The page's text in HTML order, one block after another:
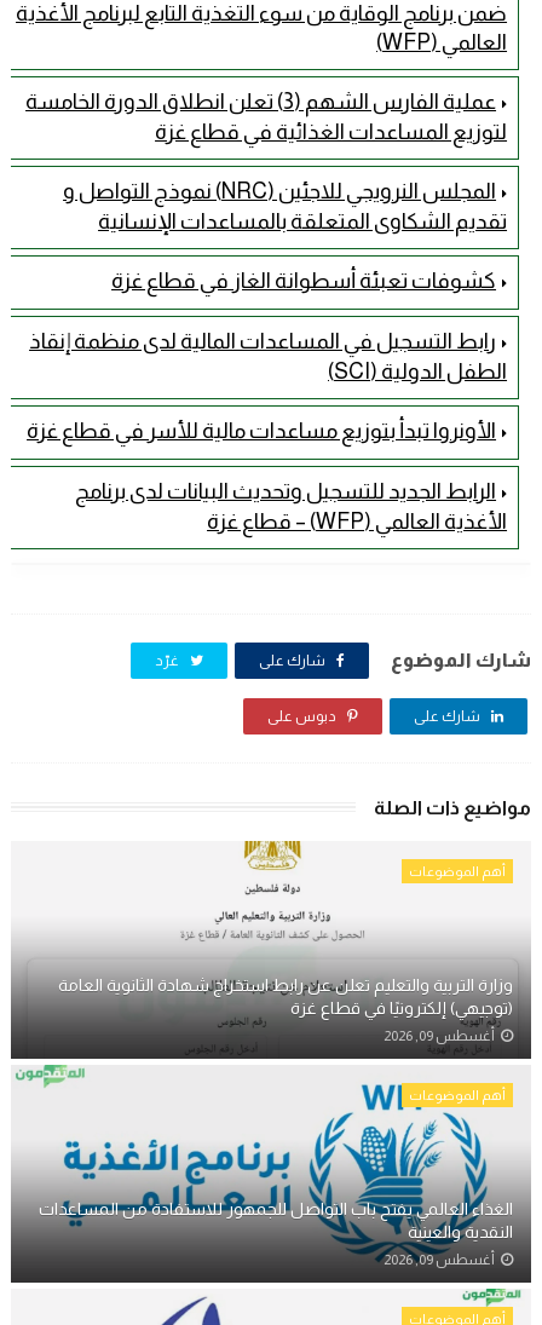
ضمن برنامج الوقاية من سوء التغذية التابع لبرنامج الأغذية
العالمي (WFP)
عملية الفارس الشهم (3) تعلن انطلاق الدورة الخامسة
لتوزيع المساعدات الغذائية في قطاع غزة
المجلس النرويجي للاجئين (NRC) نموذج التواصل و
تقديم الشكاوى المتعلقة بالمساعدات الإنسانية
كشوفات تعبئة أسطوانة الغاز في قطاع غزة
رابط التسجيل في المساعدات المالية لدى منظمة إنقاذ
الطفل الدولية (SCI)
الأونروا تبدأ بتوزيع مساعدات مالية للأسر في قطاع غزة
الرابط الجديد للتسجيل وتحديث البيانات لدى برنامج
الأغذية العالمي (WFP) – قطاع غزة
شارك الموضوع شارك على غرّد
شارك على دبوس على
مواضيع ذات الصلة
أهم الموضوعات
وزارة التربية والتعليم تعلن عن رابط استخراج شهادة الثانوية العامة
(توجيهي) إلكترونيًا في قطاع غزة
أغسطس 09, 2026
أهم الموضوعات
الغذاء العالمي يفتح باب التواصل للجمهور للاستفادة من المساعدات
النقدية والعينية
أغسطس 09, 2026
أهم الموضوعات